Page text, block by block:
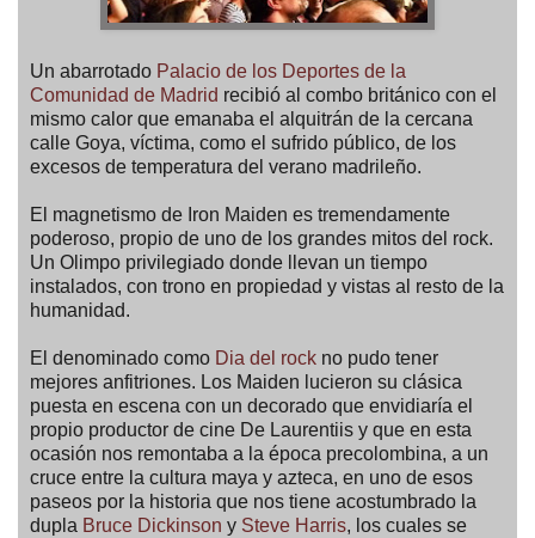
Un abarrotado Palacio de los Deportes de la
Comunidad de Madrid recibió al combo británico con el
mismo calor que emanaba el alquitrán de la cercana
calle Goya, víctima, como el sufrido público, de los
excesos de temperatura del verano madrileño.
El magnetismo de Iron Maiden es tremendamente
poderoso, propio de uno de los grandes mitos del rock.
Un Olimpo privilegiado donde llevan un tiempo
instalados, con trono en propiedad y vistas al resto de la
humanidad.
El denominado como Dia del rock no pudo tener
mejores anfitriones. Los Maiden lucieron su clásica
puesta en escena con un decorado que envidiaría el
propio productor de cine De Laurentiis y que en esta
ocasión nos remontaba a la época precolombina, a un
cruce entre la cultura maya y azteca, en uno de esos
paseos por la historia que nos tiene acostumbrado la
dupla Bruce Dickinson y Steve Harris, los cuales se